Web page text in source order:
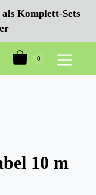
Komplett-Sets
0
Menü
10 m